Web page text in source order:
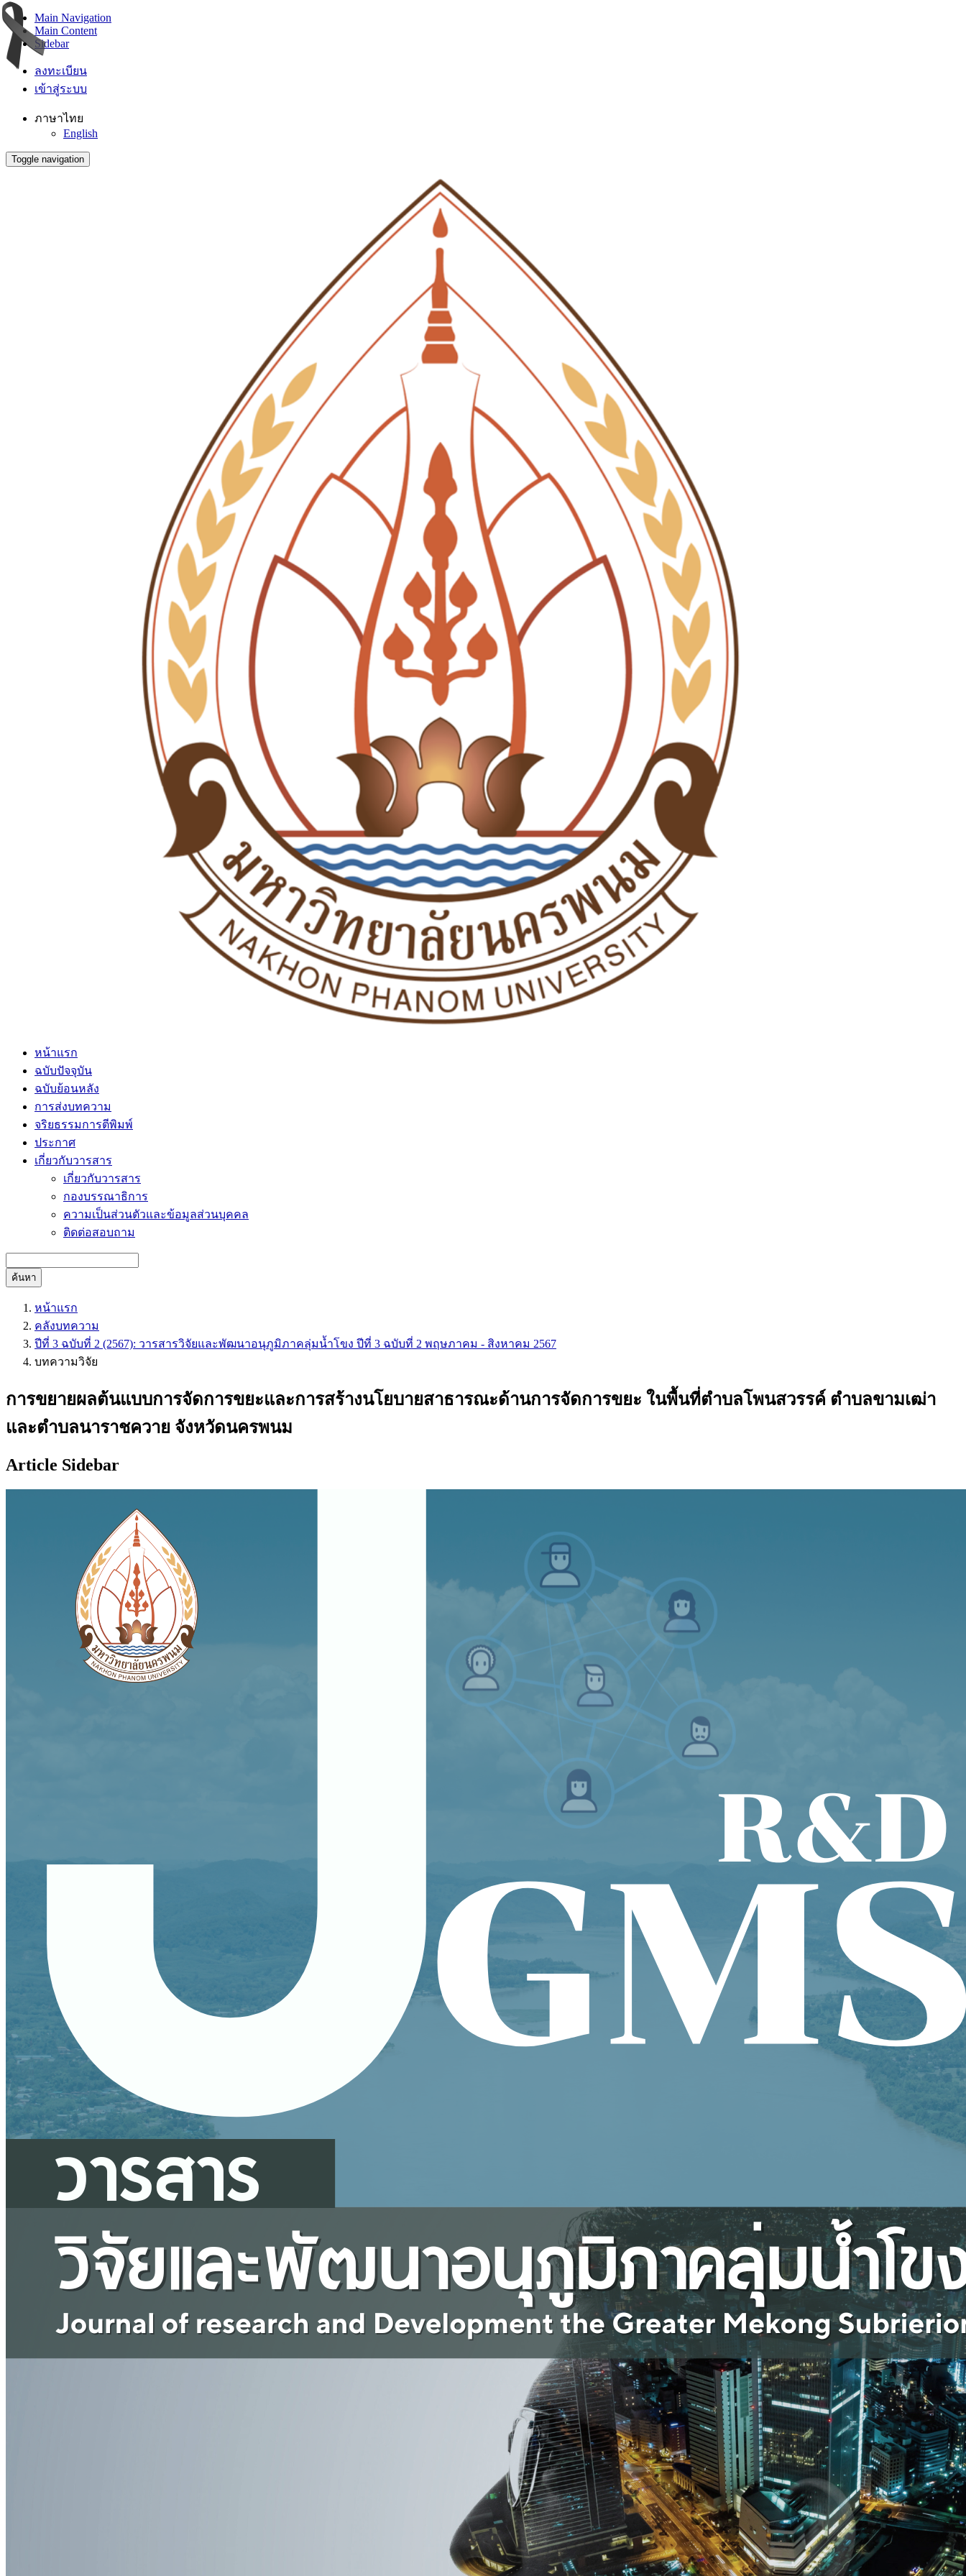
Main Navigation
Main Content
Sidebar
ลงทะเบียน
เข้าสู่ระบบ
ภาษาไทย
English
Toggle navigation
หน้าแรก
ฉบับปัจจุบัน
ฉบับย้อนหลัง
การส่งบทความ
จริยธรรมการตีพิมพ์
ประกาศ
เกี่ยวกับวารสาร
เกี่ยวกับวารสาร
กองบรรณาธิการ
ความเป็นส่วนตัวและข้อมูลส่วนบุคคล
ติดต่อสอบถาม
ค้นหา
หน้าแรก
คลังบทความ
ปีที่ 3 ฉบับที่ 2 (2567): วารสารวิจัยและพัฒนาอนุภูมิภาคลุ่มน้ำโขง ปีที่ 3 ฉบับที่ 2 พฤษภาคม - สิงหาคม 2567
บทความวิจัย
การขยายผลต้นแบบการจัดการขยะและการสร้างนโยบายสาธารณะด้านการจัดการขยะ ในพื้นที่ตำบลโพนสวรรค์ ตำบลขามเฒ่า
และตำบลนาราชควาย จังหวัดนครพนม
Article Sidebar